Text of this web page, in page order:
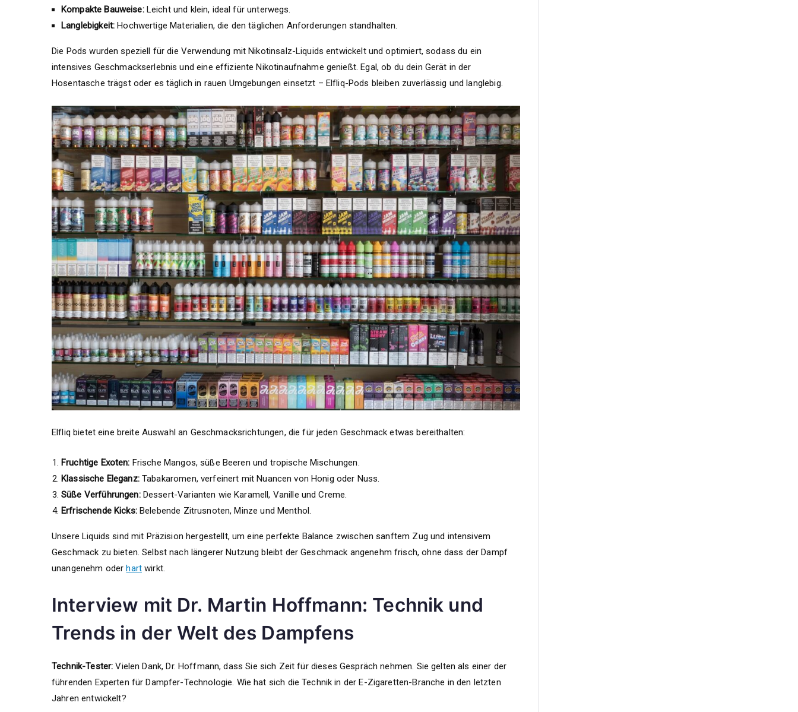
Kompakte Bauweise:Leicht und klein, ideal für unterwegs.
Langlebigkeit: Hochwertige Materialien, die den täglichen Anforderungen standhalten.
Die Pods wurden speziell für die Verwendung mit Nikotinsalz-Liquids entwickelt und optimiert, sodass du ein
intensives Geschmackserlebnis und eine effiziente Nikotinaufnahme genießt. Egal, ob du dein Gerät in der
Hosentasche trägst oder es täglich in rauen Umgebungen einsetzt – Elfliq-Pods bleiben zuverlässig und langlebig.
Elfliq bietet eine breite Auswahl an Geschmacksrichtungen, die für jeden Geschmack etwas bereithalten:
Fruchtige Exoten: Frische Mangos, süße Beeren und tropische Mischungen.
Klassische Eleganz:Tabakaromen, verfeinert mit Nuancen von Honig oder Nuss.
Süße Verführungen:Dessert-Varianten wie Karamell, Vanille und Creme.
Erfrischende Kicks:Belebende Zitrusnoten, Minze und Menthol.
Unsere Liquids sind mit Präzision hergestellt, um eine perfekte Balance zwischen sanftem Zug und intensivem
Geschmack zu bieten. Selbst nach längerer Nutzung bleibt der Geschmack angenehm frisch, ohne dass der Dampf
unangenehm oderhart wirkt.
Interview mit Dr. Martin Hoffmann: Technik und
Trends in der Welt des Dampfens
Technik-Tester:Vielen Dank, Dr. Hoffmann, dass Sie sich Zeit für dieses Gespräch nehmen. Sie gelten als einer der
führenden Experten für Dampfer-Technologie. Wie hat sich die Technik in der E-Zigaretten-Branche in den letzten
Jahren entwickelt?